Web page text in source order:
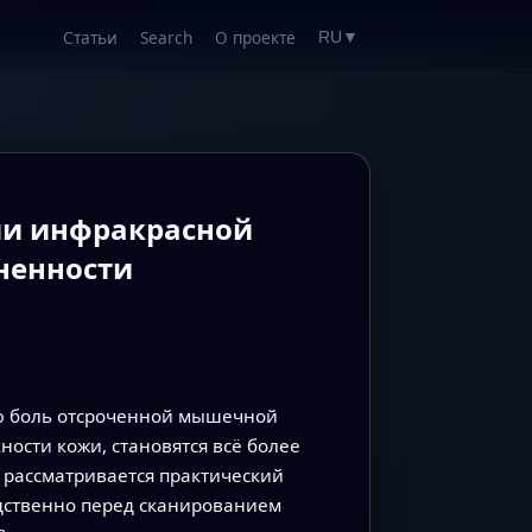
Статьи Search О проекте RU ▼
инфракрасной
боль отсроченной мышечной
кожи, становятся всё более
практический
перед сканированием